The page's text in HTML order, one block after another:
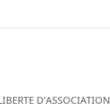
D'ASSOCIATION